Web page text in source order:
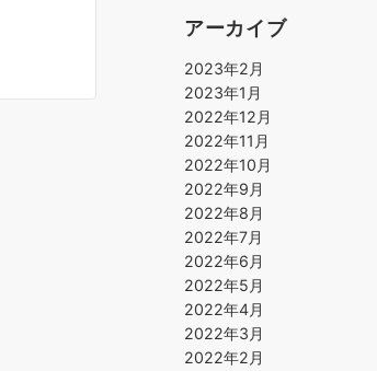
アーカイブ
2023年2月
2023年1月
2022年12月
2022年11月
2022年10月
2022年9月
2022年8月
2022年7月
2022年6月
2022年5月
2022年4月
2022年3月
2022年2月